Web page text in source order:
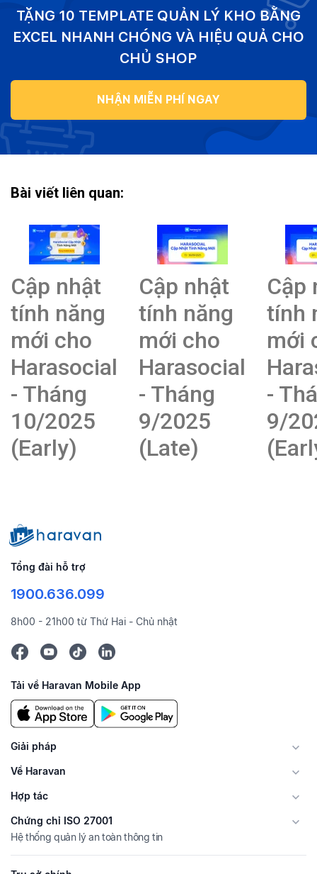
TẶNG 10 TEMPLATE QUẢN LÝ KHO BẰNG
EXCEL NHANH CHÓNG VÀ HIỆU QUẢ CHO
CHỦ SHOP
NHẬN MIỄN PHÍ NGAY
Bài viết liên quan:
Cập nhật
tính năng
mới cho
Harasocial
- Tháng
10/2025
(Early)
Cập nhật
tính năng
mới cho
Harasocial
- Tháng
9/2025
(Late)
Cập
tính
mới
-
9/
Tổng đài hỗ trợ
1900.636.099
8h00 - 21h00 từ Thứ Hai - Chủ nhật
Tải về Haravan Mobile App
Giải pháp
Về Haravan
Hợp tác
Chứng chỉ ISO 27001
Hệ thống quản lý an toàn thông tin